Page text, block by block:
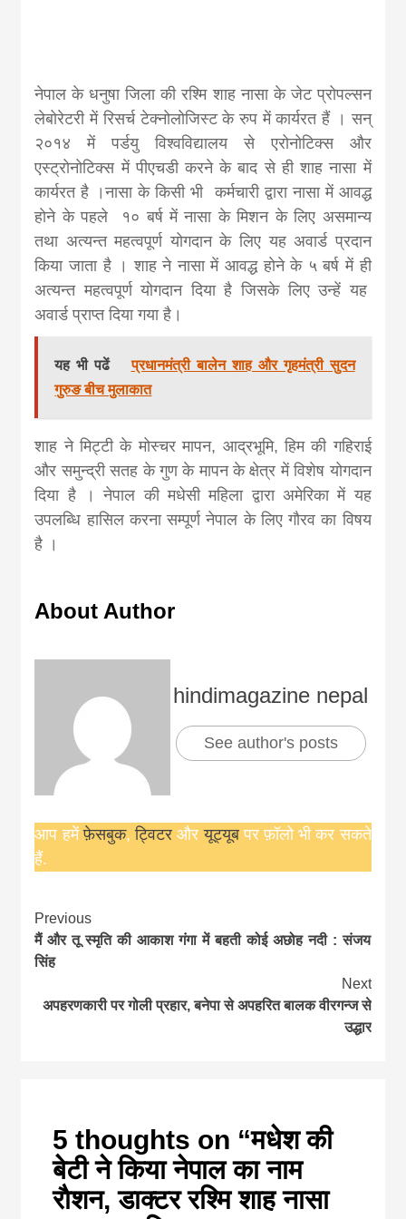
नेपाल के धनुषा जिला की रश्मि शाह नासा के जेट प्रोपल्सन
लेबोरेटरी में रिसर्च टेक्नोलोजिस्ट के रुप में कार्यरत हैं । सन्
२०१४ में पर्डयु विश्वविद्यालय से एरोनोटिक्स और
एस्ट्रोनोटिक्स में पीएचडी करने के बाद से ही शाह नासा में
कार्यरत है‌ ।नासा के किसी भी कर्मचारी द्वारा नासा में आवद्ध
हाेने के पहले १० बर्ष में नासा के मिशन के लिए असमान्य
तथा अत्यन्त महत्वपूर्ण योगदान के लिए यह अवार्ड प्रदान
किया जाता है । शाह ने नासा में आवद्ध हाेने के ५ बर्ष में ही
अत्यन्त महत्वपूर्ण योगदान दिया है जिसके लिए उन्हें यह
अवार्ड प्राप्त दिया गया है।
यह भी पढें
प्रधानमंत्री बालेन शाह और गृहमंत्री सुदन
गुरुङ बीच मुलाकात
शाह ने मिट्टी के मोस्चर मापन, आद्रभूमि, हिम की गहिराई
और समुन्द्री सतह के गुण के मापन के क्षेत्र में विशेष योगदान
दिया है । नेपाल की मधेसी महिला द्वारा अमेरिका में यह
उपलब्धि हासिल करना सम्पूर्ण नेपाल के लिए गाैरव का विषय
है ।
About Author
hindimagazine nepal
See author's posts
आप हमेंफ़ेसबुक,ट्विटरऔरयूट्यूबपर फ़ॉलो भी कर सकते
हैं.
Continue
Reading
Previous
मैं और तू स्मृति की आकाश गंगा में बहती कोई अछोह नदी : संजय
सिंह
Next
अपहरणकारी पर गोली प्रहार, बनेपा से अपहरित बालक वीरगन्ज से
उद्धार
5 thoughts on “मधेश की
बेटी ने किया नेपाल का नाम
राैशन, डाक्टर रश्मि शाह नासा